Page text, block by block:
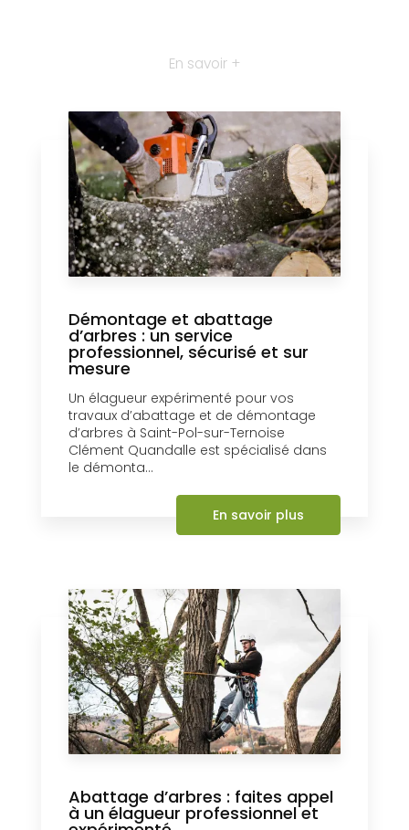
En savoir +
Démontage et abattage
d’arbres : un service
professionnel, sécurisé et sur
mesure
Un élagueur expérimenté pour vos
travaux d’abattage et de démontage
d’arbres à Saint-Pol-sur-Ternoise
Clément Quandalle est spécialisé dans
le démonta...
En savoir plus
Abattage d’arbres : faites appel
à un élagueur professionnel et